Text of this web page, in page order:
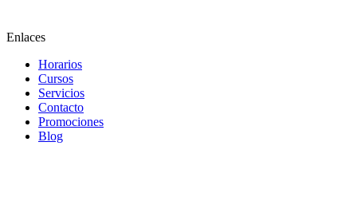
Enlaces
Horarios
Cursos
Servicios
Contacto
Promociones
Blog